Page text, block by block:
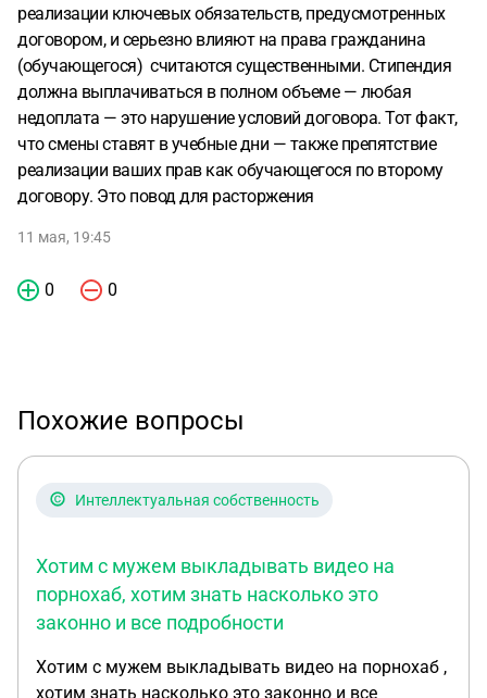
реализации ключевых обязательств, предусмотренных
договором, и серьезно влияют на права гражданина
(обучающегося) считаются существенными. Стипендия
должна выплачиваться в полном объеме — любая
недоплата — это нарушение условий договора. Тот факт,
что смены ставят в учебные дни — также препятствие
реализации ваших прав как обучающегося по второму
договору. Это повод для расторжения
11 мая, 19:45
0 0
Похожие вопросы
Интеллектуальная собственность
Хотим с мужем выкладывать видео на
порнохаб, хотим знать насколько это
законно и все подробности
Хотим с мужем выкладывать видео на порнохаб ,
хотим знать насколько это законно и все